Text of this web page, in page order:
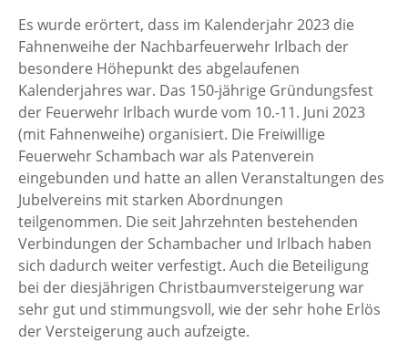
Es wurde erörtert, dass im Kalenderjahr 2023 die
Fahnenweihe der Nachbarfeuerwehr Irlbach der
besondere Höhepunkt des abgelaufenen
Kalenderjahres war. Das 150-jährige Gründungsfest
der Feuerwehr Irlbach wurde vom 10.-11. Juni 2023
(mit Fahnenweihe) organisiert. Die Freiwillige
Feuerwehr Schambach war als Patenverein
eingebunden und hatte an allen Veranstaltungen des
Jubelvereins mit starken Abordnungen
teilgenommen. Die seit Jahrzehnten bestehenden
Verbindungen der Schambacher und Irlbach haben
sich dadurch weiter verfestigt. Auch die Beteiligung
bei der diesjährigen Christbaumversteigerung war
sehr gut und stimmungsvoll, wie der sehr hohe Erlös
der Versteigerung auch aufzeigte.